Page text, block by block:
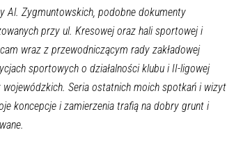
Al. Zygmuntowskich, podobne dokumenty
przy ul. Kresowej oraz hali sportowej i
wraz z przewodniczącym rady zakładowej
sportowych o działalności klubu i II-ligowej
Seria ostatnich moich spotkań i wizyt
koncepcje i zamierzenia trafią na dobry grunt i